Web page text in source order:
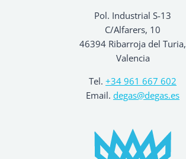
Pol. Industrial S-13
C/Alfarers, 10
46394 Ribarroja del Turia,
Valencia
Tel. +34 961 667 602
Email. degas@degas.es